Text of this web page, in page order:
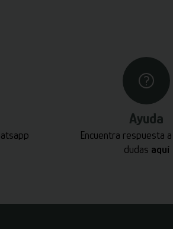
Ayuda
Encuentra respuesta
dudas aquí